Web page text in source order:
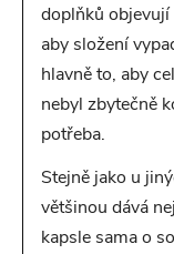
doplňků objevují
aby složení
hlavně to, aby
nebyl zbytečně
potřeba.
Stejně jako u
většinou dává
kapsle sama o